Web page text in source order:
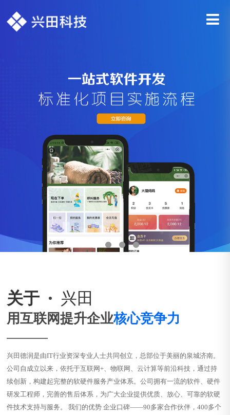
关于 兴田
用互联网提升企业核心竞争力
兴田德润是由IT行业资深专业人士共同创立，总部位于美丽的泉城济南。
公司自成立以来，依托于互联网+、物联网、云计算等前沿科技，通过持
续创新，构建起完整的软硬件服务产业体系。公司拥有一流的软件、硬件
研发工程师，完善的售后体系，为广大企业提供优质、放心、可靠的软硬
件技术支持与服务。 我们的优势 企业口碑——90多家合作伙伴，400多个